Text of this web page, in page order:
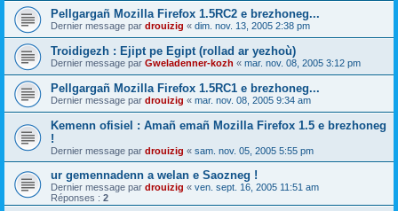
Pellgargañ Mozilla Firefox 1.5RC2 e brezhoneg...
Dernier message par drouizig « dim. nov. 13, 2005 2:38 pm
Troidigezh : Ejipt pe Egipt (rollad ar yezhoù)
Dernier message par Gweladenner-kozh « mar. nov. 08, 2005 3:12 pm
Pellgargañ Mozilla Firefox 1.5RC1 e brezhoneg...
Dernier message par drouizig « mar. nov. 08, 2005 9:34 am
Kemenn ofisiel : Amañ emañ Mozilla Firefox 1.5 e brezhoneg
!
Dernier message par drouizig « sam. nov. 05, 2005 5:55 pm
ur gemennadenn a welan e Saozneg !
Dernier message par drouizig « ven. sept. 16, 2005 11:51 am
Réponses : 2